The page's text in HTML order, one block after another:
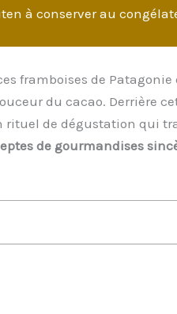
à conserver au
framboises de
du cacao. Derrière
rituel de dégustation qui
de gourmandises